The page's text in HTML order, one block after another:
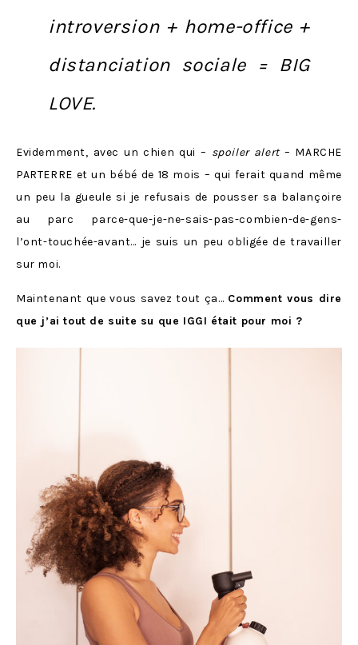
introversion + home-office +
distanciation sociale = BIG
LOVE.
Evidemment, avec un chien qui – spoiler alert – MARCHE
PARTERRE et un bébé de 18 mois – qui ferait quand même
un peu la gueule si je refusais de pousser sa balançoire
au parc parce-que-je-ne-sais-pas-combien-de-gens-
l’ont-touchée-avant… je suis un peu obligée de travailler
sur moi.
Maintenant que vous savez tout ça… Comment vous dire
que j’ai tout de suite su que IGGI était pour moi ?